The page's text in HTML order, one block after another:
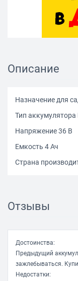
Описание
Назначение для
Тип аккумулятора
Напряжение 36 В
Емкость 4 Ач
Страна
Отзывы
Достоинства:
Предыдущий
зажлебываться.
Недостатки: